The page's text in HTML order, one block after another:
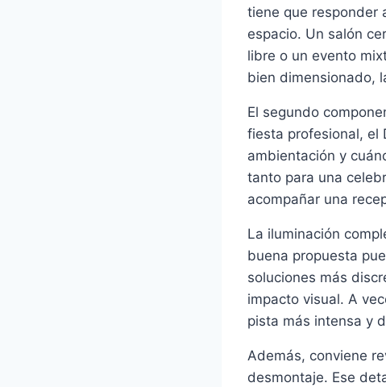
tiene que responder
espacio. Un salón
libre o un evento
bien dimensionado,
El segundo
fiesta profesional, el
ambientación y
tanto para una
acompañar una
La iluminación
buena propuesta
soluciones más
impacto visual. A
pista más intensa y
Además, conviene
desmontaje. Ese